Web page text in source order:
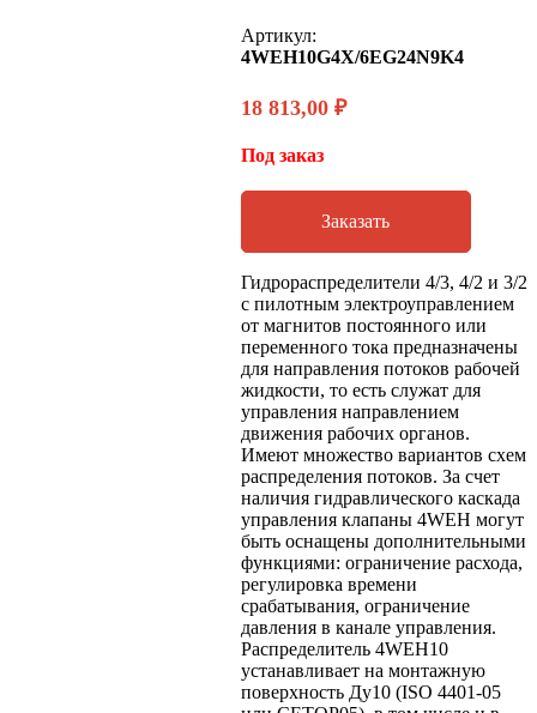
Артикул:
4WEH10G4X/6EG24N9K4
18 813,00 ₽
Под заказ
Заказать
Гидрораспределители 4/3, 4/2 и 3/2
с пилотным электроуправлением
от магнитов постоянного или
переменного тока предназначены
для направления потоков рабочей
жидкости, то есть служат для
управления направлением
движения рабочих органов.
Имеют множество вариантов схем
распределения потоков. За счет
наличия гидравлического каскада
управления клапаны 4WEH могут
быть оснащены дополнительными
функциями: ограничение расхода,
регулировка времени
срабатывания, ограничение
давления в канале управления.
Распределитель 4WEH10
устанавливает на монтажную
поверхность Ду10 (ISO 4401-05